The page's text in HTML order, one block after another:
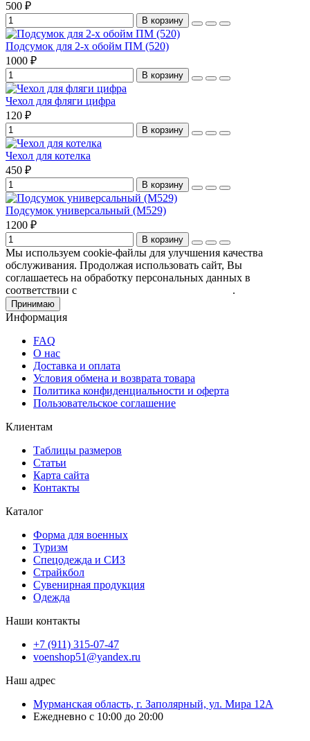
500 ₽
В корзину
Подсумок для 2-х обойм ПМ (520)
1000 ₽
В корзину
Чехол для фляги цифра
120 ₽
В корзину
Чехол для котелка
450 ₽
В корзину
Подсумок универсальный (М529)
1200 ₽
В корзину
Мы используем cookie-файлы для улучшения качества
обслуживания. Продолжая использовать сайт, Вы
соглашаетесь на обработку персональных данных в
соответствии с
.
Принимаю
Информация
FAQ
О нас
Доставка и оплата
Условия обмена и возврата товара
Политика конфиденциальности и оферта
Пользовательское соглашение
Клиентам
Таблицы размеров
Статьи
Карта сайта
Контакты
Каталог
Форма для военных
Туризм
Спецодежда и СИЗ
Страйкбол
Сувенирная продукция
Одежда
Наши контакты
+7 (911) 315-07-47
voenshop51@yandex.ru
Наш адрес
Мурманская область, г. Заполярный, ул. Мира 12А
Ежедневно с 10:00 до 20:00